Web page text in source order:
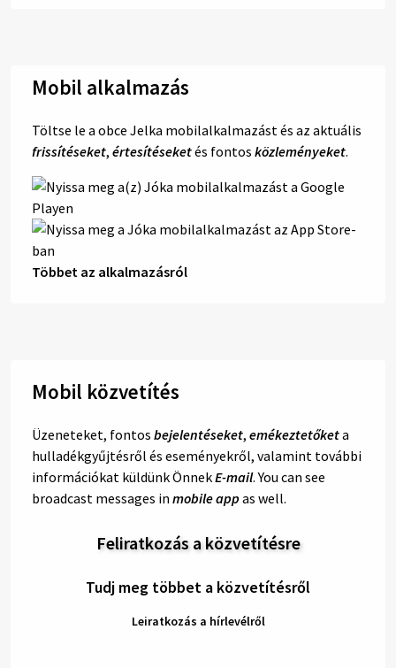
Mobil alkalmazás
Töltse le a obce Jelka mobilalkalmazást és az aktuális
frissítéseket, értesítéseketés fontos közleményeket.
Többet az alkalmazásról
Mobil közvetítés
Üzeneteket, fontos bejelentéseket, emékeztetőketa
hulladékgyűjtésről és eseményekről, valamint további
információkat küldünk ÖnnekE-mail. You can see
broadcast messages in mobile app as well.
Feliratkozás a közvetítésre
Tudj meg többet a közvetítésről
Leiratkozás a hírlevélről